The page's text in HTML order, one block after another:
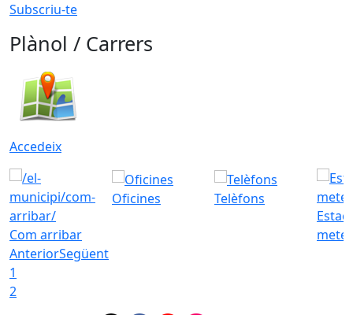
Subscriu-te
Plànol / Carrers
Accedeix
Com arribar
Oficines
Telèfons
AnteriorSegüent
1
2